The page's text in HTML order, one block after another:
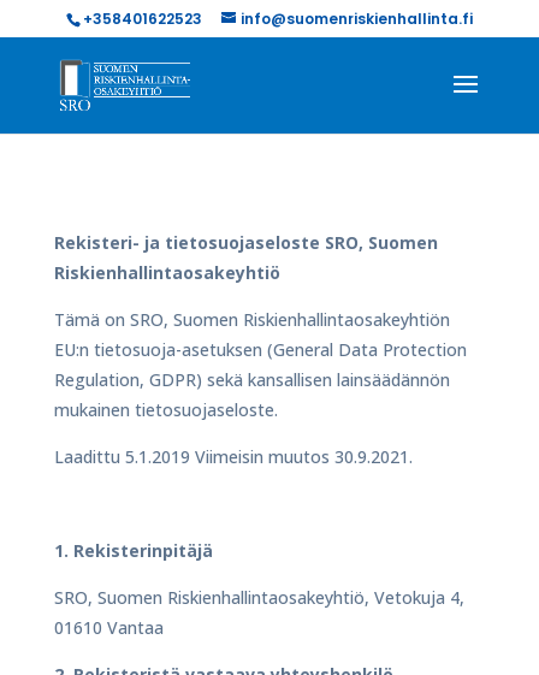
+358401622523 info@suomenriskienhallinta.fi
Rekisteri- ja tietosuojaseloste SRO, Suomen
Riskienhallintaosakeyhtiö
Tämä on SRO, Suomen Riskienhallintaosakeyhtiön
EU:n tietosuoja-asetuksen (General Data Protection
Regulation, GDPR) sekä kansallisen lainsäädännön
mukainen tietosuojaseloste.
Laadittu 5.1.2019 Viimeisin muutos 30.9.2021.
1. Rekisterinpitäjä
SRO, Suomen Riskienhallintaosakeyhtiö, Vetokuja 4,
01610 Vantaa